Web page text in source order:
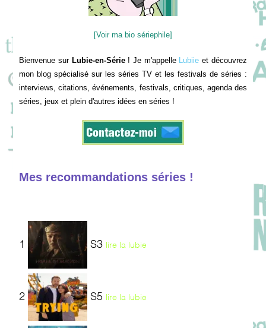
[Voir ma bio sériephile]
Bienvenue sur Lubie-en-Série! Je m'appelle Lubiie et découvrez
mon blog spécialisé sur les séries TV et les festivals de séries :
interviews, citations, événements, festivals, critiques, agenda des
séries, jeux et plein d'autres idées en séries !
Mes recommandations séries !
1 S3 lire la lubie
2 S5 lire la lubie